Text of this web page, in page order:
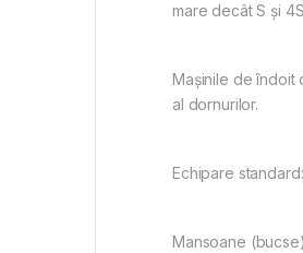
mare decât S și
Mașinile de îndoit
al dornurilor.
Echipare standard:
Mansoane